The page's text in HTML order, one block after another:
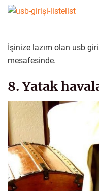
İşinize lazım olan usb
mesafesinde.
8. Yatak